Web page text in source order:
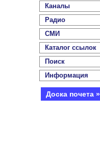
Каналы
Радио
СМИ
Каталог ссылок
Поиск
Информация
Доска почета »